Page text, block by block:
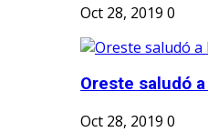
Oct 28, 2019 0
Oreste saludó
Oct 28, 2019 0